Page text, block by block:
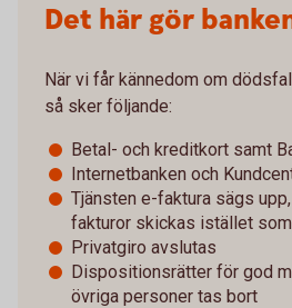
Det här gör
När vi får kännedom om
så sker följande:
Betal- och kreditkort samt
Internetbanken och
Tjänsten e-faktura sägs
fakturor skickas istället
Privatgiro avslutas
Dispositionsrätter för god
övriga personer tas bort